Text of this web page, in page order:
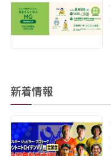
新着情報